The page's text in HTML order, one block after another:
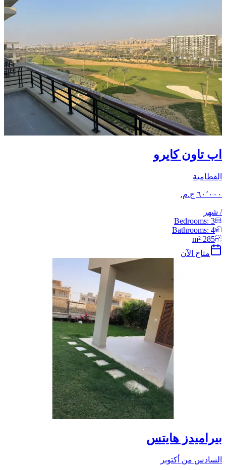
اب تاون كايرو
القطامية
/ شهر
Bedrooms: 3
Bathrooms: 4
285
متاح الآن
بيراميدز هايتس
السادس من أكتوبر